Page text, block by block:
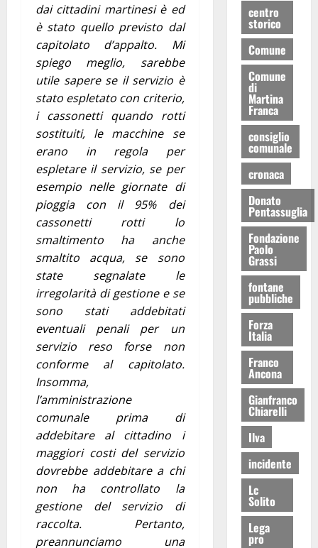
dai cittadini martinesi è ed
è stato quello previsto dal
capitolato d’appalto. Mi
spiego meglio, sarebbe
utile sapere se il servizio è
stato espletato con criterio,
i cassonetti quando rotti
sostituiti, le macchine se
erano in regola per
espletare il servizio, se per
esempio nelle giornate di
pioggia con il 95% dei
cassonetti rotti lo
smaltimento ha anche
smaltito acqua, se sono
state segnalate le
irregolarità di gestione e se
sono stati addebitati
eventuali penali per un
servizio reso forse non
conforme al capitolato.
Insomma,
l’amministrazione
comunale prima di
addebitare al cittadino i
maggiori costi del servizio
dovrebbe addebitare a chi
non ha controllato la
gestione del servizio di
raccolta. Pertanto,
preannunciamo una
centro
storico
Comune
Comune
di
Martina
Franca
consiglio
comunale
cronaca
Donato
Pentassuglia
Fondazione
Paolo
Grassi
fontane
pubbliche
Forza
Italia
Franco
Ancona
Gianfranco
Chiarelli
Ilva
incidente
Lc
Solito
Lega
pro